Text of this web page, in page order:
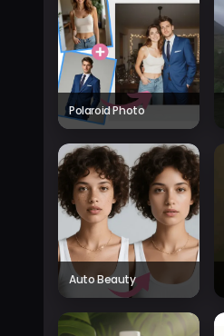
Polaroid Photo
Auto Beauty